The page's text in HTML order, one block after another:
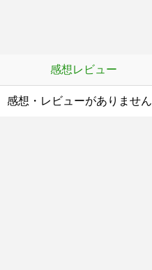
感想レビュー
感想・レビューがありません